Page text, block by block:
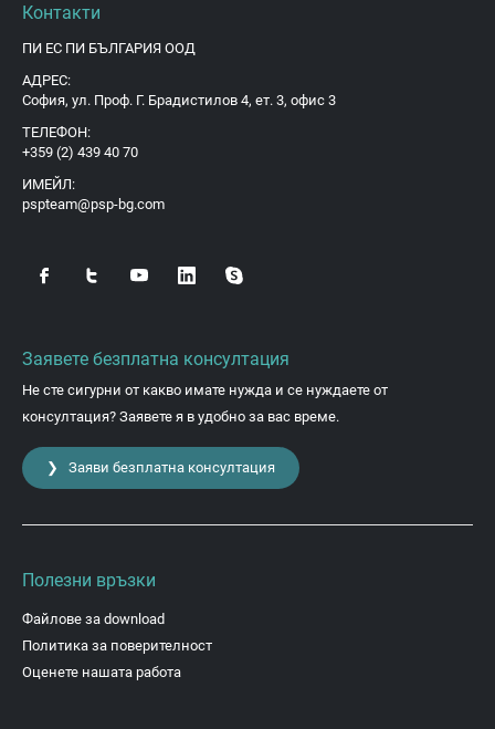
Контакти
ПИ ЕС ПИ БЪЛГАРИЯ ООД
АДРЕС:
София, ул. Проф. Г. Брадистилов 4, ет. 3, офис 3
ТЕЛЕФОН:
+359 (2) 439 40 70
ИМЕЙЛ:
pspteam@psp-bg.com
Заявете безплатна консултация
Не сте сигурни от какво имате нужда и се нуждаете от
консултация? Заявете я в удобно за вас време.
❯ Заяви безплатна консултация
Полезни връзки
Файлове за download
Политика за поверителност
Оценете нашата работа